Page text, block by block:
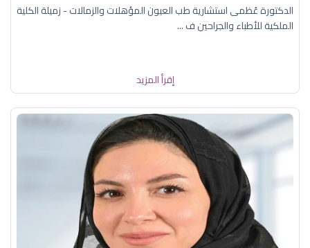
الدكتورة عُظمى استشارية طب العيون المؤهلات والزمالات - زميلة الكلية
الملكية للأطباء والجراحين ف ...
إقرأ المزيد